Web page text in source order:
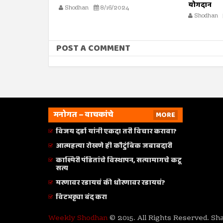
योगदान Shodhan
POST A COMMENT
मनोगत – वाचकांचे
MORE
विजय दर्डा यांनी एकदा तरी विचार करावा?
आत्महत्या रोखणे ही कौटुंबिक जबाबदारी
काश्मिरी पंडितांचे विस्थापन, सत्यामागचे कटू
सत्य
मरणावर रडायचं की धोरणावर रडायचं?
विटभट्ट्या बंद करा
Weekly Shodhan© 2015. All Rights Reserved.